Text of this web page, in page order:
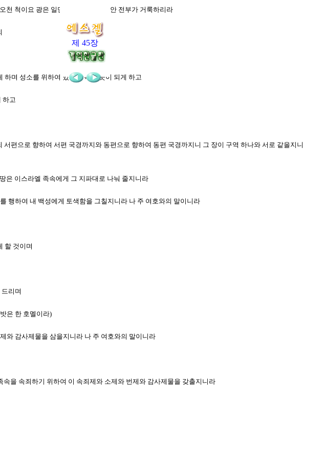
제 45장
천 척이요 광은 일만 척이라 그 구역 안 전부가 거룩하리라
며 성소를 위하여 있는 거룩한 곳이 되게 하고
하고
편으로 향하여 서편 국경까지와 동편으로 향하여 동편 국경까지니 그 장이 구역 하나와 서로 같을지니
은 이스라엘 족속에게 그 지파대로 나눠 줄지니라
행하여 내 백성에게 토색함을 그칠지니라 나 주 여호와의 말이니라
할 것이며
리며
은 한 호멜이라)
와 감사제물을 삼을지니라 나 주 여호와의 말이니라
을 속죄하기 위하여 이 속죄제와 소제와 번제와 감사제물을 갖출지니라